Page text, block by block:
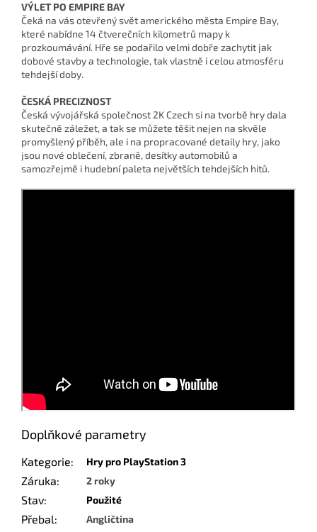
VÝLET PO EMPIRE BAY
Čeká na vás otevřený svět amerického města Empire Bay,
které nabídne 14 čtverečních kilometrů mapy k
prozkoumávání. Hře se podařilo velmi dobře zachytit jak
dobové stavby a technologie, tak vlastně i celou atmosféru
tehdejší doby.
ČESKÁ PRECIZNOST
Česká vývojářská společnost 2K Czech si na tvorbě hry dala
skutečně záležet, a tak se můžete těšit nejen na skvěle
promyšlený příběh, ale i na propracované detaily hry, jako
jsou nové oblečení, zbraně, desítky automobilů a
samozřejmě i hudební paleta největších tehdejších hitů.
Doplňkové parametry
Kategorie: Hry pro PlayStation 3
Záruka: 2 roky
Stav: Použité
Přebal: Angličtina